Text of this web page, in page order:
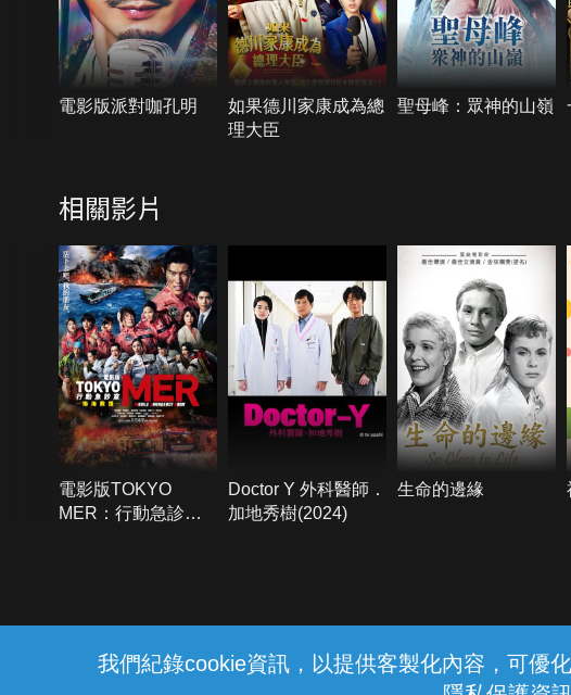
我們紀錄cookie資訊，以提供客製化內容，可優
電影版派對咖孔明
如果德川家康成為總
理大臣
聖母峰：眾神的山嶺
相關影片
電影版TOKYO
MER：行動急診室
Doctor Y 外科醫師．
加地秀樹(2024)
生命的邊緣